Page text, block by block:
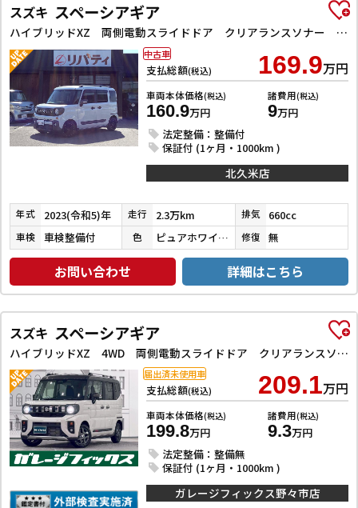
スズキ スペーシアギア
ハイブリッドXZ 両側電動スライドドア クリアランスソナー レーンアシスト 衝突被害軽減システム オートライト スマートキー アイドリングストップ 電動格納ミラー シートヒーター ベンチシート CVT 盗難防止システム
支払総額(税込) 169.9万円
車両本体価格(税込)
160.9万円
諸費用(税込)
9万円
法定整備：整備付
保証付 (1ヶ月・1000km )
中古車
北久米店
年式 2023(令和5)年 走行 2.3万km 排気 660cc
車検 車検整備付 色 ピュアホワイトパール 修復 無
お問い合わせ 詳細はこちら
スズキ スペーシアギア
ハイブリッドXZ 4WD 両側電動スライドドア クリアランスソナー オートクルーズコントロール レーンアシスト 衝突被害軽減システム オートライト LEDヘッドランプ ヘッドライトウォッシャー スマートキー
支払総額(税込) 209.1万円
車両本体価格(税込)
199.8万円
諸費用(税込)
9.3万円
法定整備：整備無
保証付 (1ヶ月・1000km )
届出済未使用車
ガレージフィックス野々市店